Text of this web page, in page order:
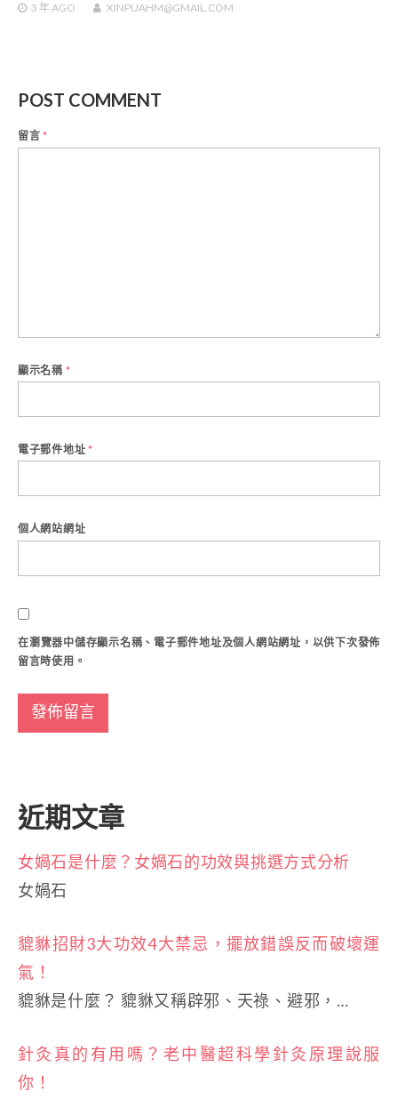
3 年AGO XINPUAHM@GMAIL.COM
POST COMMENT
留言*
顯示名稱 *
電子郵件地址 *
個人網站網址
在瀏覽器中儲存顯示名稱、電子郵件地址及個人網站網址，以供下次發佈
留言時使用。
近期文章
女媧石是什麼？女媧石的功效與挑選方式分析
女媧石
貔貅招財3大功效4大禁忌，擺放錯誤反而破壞運
氣！
貔貅是什麼？ 貔貅又稱辟邪、天祿、避邪，…
針灸真的有用嗎？老中醫超科學針灸原理說服
你！